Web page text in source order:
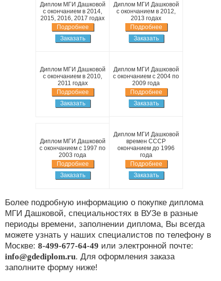
Диплом МГИ Дашковой
с окончанием в 2014,
2015, 2016, 2017 годах
Подробнее
Заказать
Диплом МГИ Дашковой
с окончанием в 2012,
2013 годах
Подробнее
Заказать
Диплом МГИ Дашковой
с окончанием в 2010,
2011 годах
Подробнее
Заказать
Диплом МГИ Дашковой
с окончанием с 2004 по
2009 года
Подробнее
Заказать
Диплом МГИ Дашковой
с окончанием с 1997 по
2003 года
Подробнее
Заказать
Диплом МГИ Дашковой
времен СССР
окончанием до 1996
года
Подробнее
Заказать
Более подробную информацию о покупке диплома
МГИ Дашковой, специальностях в ВУЗе в разные
периоды времени, заполнении диплома, Вы всегда
можете узнать у наших специалистов по телефону в
Москве: 8-499-677-64-49 или электронной почте:
info@gdediplom.ru. Для оформления заказа
заполните форму ниже!